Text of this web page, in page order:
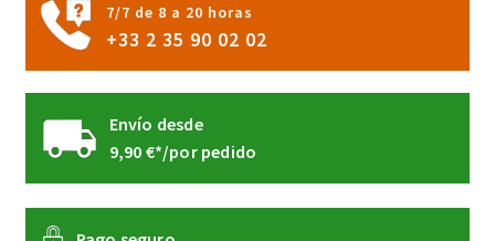
7/7 de 8 a 20 horas
+33 2 35 90 02 02
Envío desde
9,90 €*/por pedido